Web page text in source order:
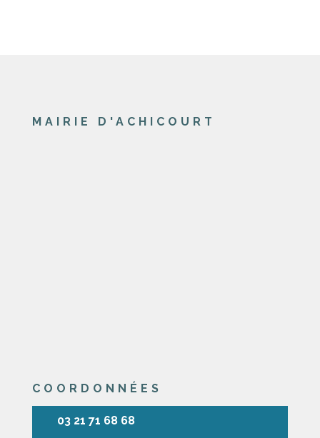
MAIRIE D'ACHICOURT
COORDONNÉES
03 21 71 68 68